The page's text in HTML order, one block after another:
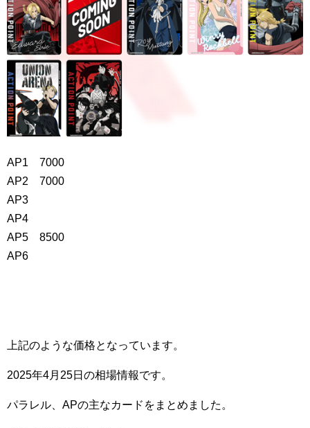
AP1 7000
AP2 7000
AP3
AP4
AP5 8500
AP6
上記のような価格となっています。
2025年4月25日の相場情報です。
パラレル、APの主なカードをまとめました。